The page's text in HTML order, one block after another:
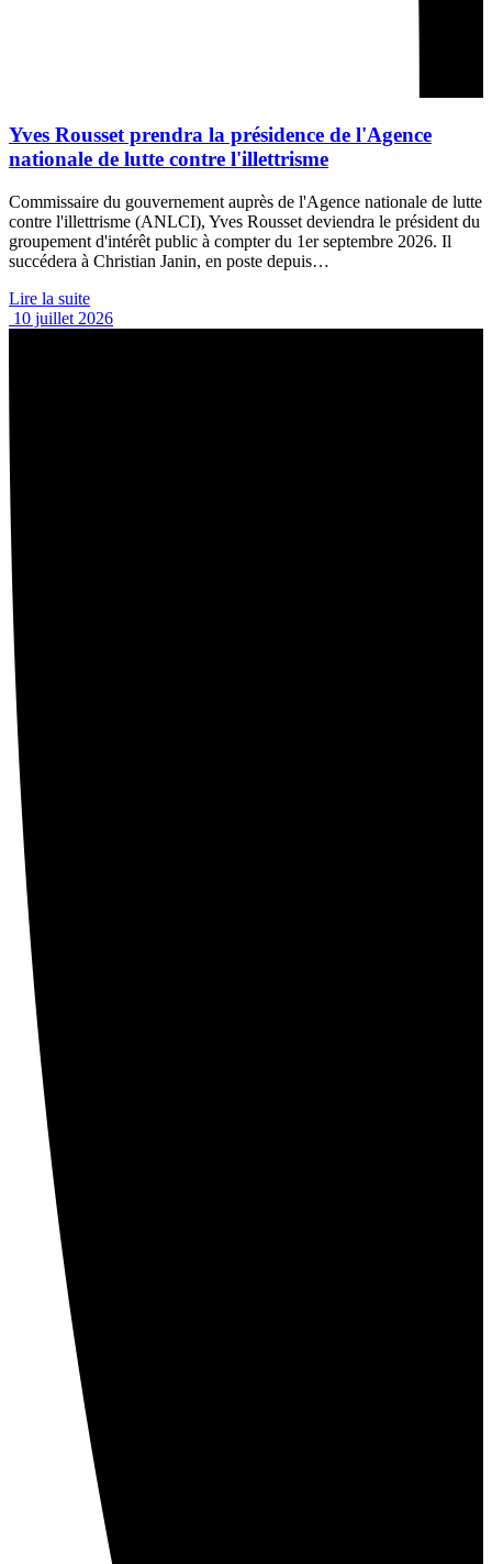
Yves Rousset prendra la présidence de l'Agence
nationale de lutte contre l'illettrisme
Commissaire du gouvernement auprès de l'Agence nationale de lutte
contre l'illettrisme (ANLCI), Yves Rousset deviendra le président du
groupement d'intérêt public à compter du 1er septembre 2026. Il
succédera à Christian Janin, en poste depuis…
Lire la suite
10 juillet 2026